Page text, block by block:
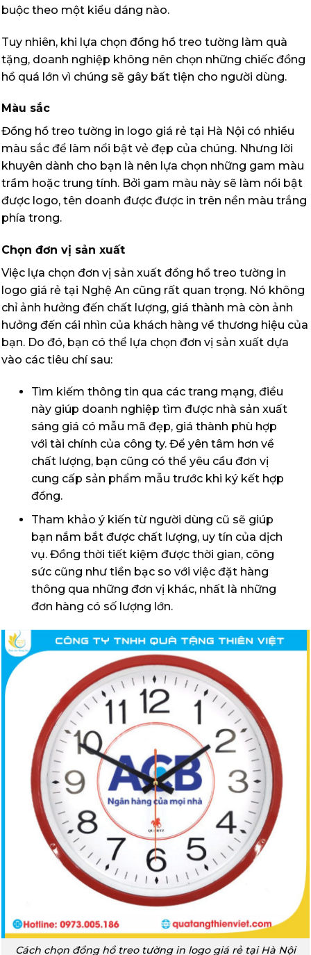
buộc theo một kiểu dáng nào.
Tuy nhiên, khi lựa chọn đồng hồ treo tường làm quà
tặng, doanh nghiệp không nên chọn những chiếc đồng
hồ quá lớn vì chúng sẽ gây bất tiện cho người dùng.
Màu sắc
Đồng hồ treo tường in logo giá rẻ tại Hà Nội có nhiều
màu sắc để làm nổi bật vẻ đẹp của chúng. Nhưng lời
khuyên dành cho bạn là nên lựa chọn những gam màu
trầm hoặc trung tính. Bởi gam màu này sẽ làm nổi bật
được logo, tên doanh được được in trên nền màu trắng
phía trong.
Chọn đơn vị sản xuất
Việc lựa chọn đơn vị sản xuất đồng hồ treo tường in
logo giá rẻ tại Nghệ An cũng rất quan trọng. Nó không
chỉ ảnh hưởng đến chất lượng, giá thành mà còn ảnh
hưởng đến cái nhìn của khách hàng về thương hiệu của
bạn. Do đó, bạn có thể lựa chọn đơn vị sản xuất dựa
vào các tiêu chí sau:
Tìm kiếm thông tin qua các trang mạng, điều
này giúp doanh nghiệp tìm được nhà sản xuất
sáng giá có mẫu mã đẹp, giá thành phù hợp
với tài chính của công ty. Để yên tâm hơn về
chất lượng, bạn cũng có thể yêu cầu đơn vị
cung cấp sản phẩm mẫu trước khi ký kết hợp
đồng.
Tham khảo ý kiến từ người dùng cũ sẽ giúp
bạn nắm bắt được chất lượng, uy tín của dịch
vụ. Đồng thời tiết kiệm được thời gian, công
sức cũng như tiền bạc so với việc đặt hàng
thông qua những đơn vị khác, nhất là những
đơn hàng có số lượng lớn.
Cách chọn đồng hồ treo tường in logo giá rẻ tại Hà Nội